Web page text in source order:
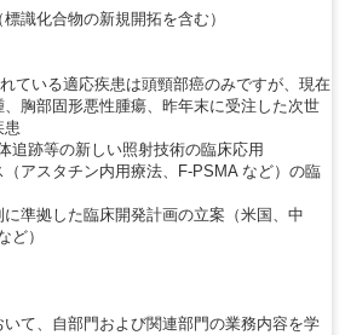
識化合物の新規開拓を含む）
ている適応疾患は頭頸部癌のみですが、現在
胸部固形悪性腫瘍、昨年末に受注した次世
患
追跡等の新しい照射技術の臨床応用
（アスタチン内用療法、F-PSMA など）の臨
準拠した臨床開発計画の立案（米国、中
ど）
いて、自部門および関連部門の業務内容を学